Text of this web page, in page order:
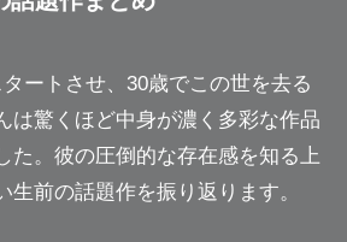
ートさせ、30歳でこの世を去る
は驚くほど中身が濃く多彩な作品
た。彼の圧倒的な存在感を知る上
生前の話題作を振り返ります。